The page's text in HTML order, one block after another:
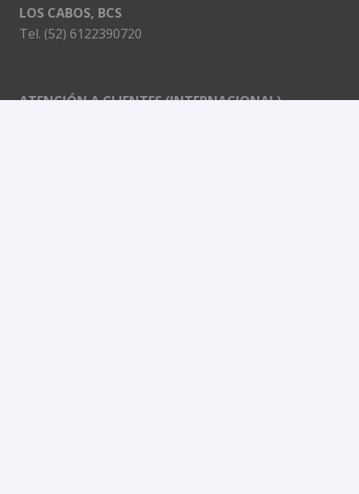
LOS CABOS, BCS
Tel. (52) 6122390720
ATENCIÓN A CLIENTES (INTERNACIONAL)